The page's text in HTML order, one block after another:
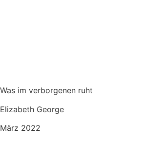
Was im verborgenen ruht
Elizabeth George
März 2022